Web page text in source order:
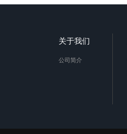
关于我们
公司简介